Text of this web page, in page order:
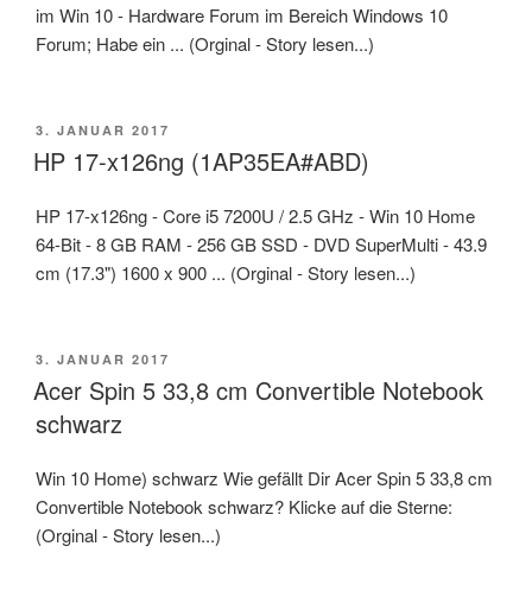
im Win 10 - Hardware Forum im Bereich Windows 10
Forum; Habe ein ... (Orginal - Story lesen...)
VERÖFFENTLICHT
AM
3. JANUAR 2017
HP 17-x126ng (1AP35EA#ABD)
HP 17-x126ng - Core i5 7200U / 2.5 GHz - Win 10 Home
64-Bit - 8 GB RAM - 256 GB SSD - DVD SuperMulti - 43.9
cm (17.3") 1600 x 900 ... (Orginal - Story lesen...)
VERÖFFENTLICHT
AM
3. JANUAR 2017
Acer Spin 5 33,8 cm Convertible Notebook
schwarz
Win 10 Home) schwarz Wie gefällt Dir Acer Spin 5 33,8 cm
Convertible Notebook schwarz? Klicke auf die Sterne:
(Orginal - Story lesen...)